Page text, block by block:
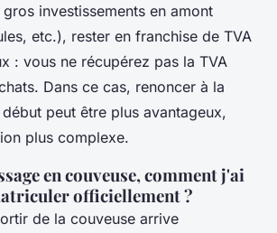
investissements en amont
etc.), rester en franchise de TVA
: vous ne récupérez pas la TVA
Dans ce cas, renoncer à la
peut être plus avantageux,
plus complexe.
en couveuse, comment j'ai
officiellement ?
de la couveuse arrive